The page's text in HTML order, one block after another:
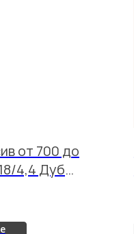
от 700 до
4,4 Дуб
лак